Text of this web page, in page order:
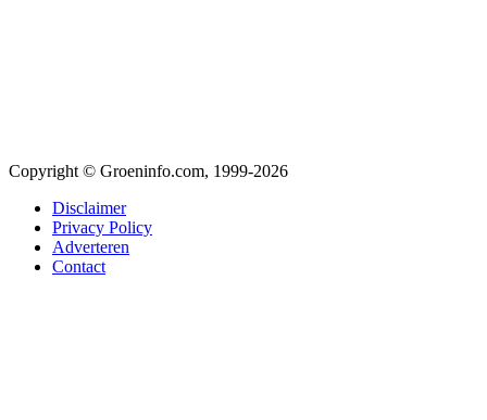
Copyright © Groeninfo.com, 1999-2026
Disclaimer
Privacy Policy
Adverteren
Contact